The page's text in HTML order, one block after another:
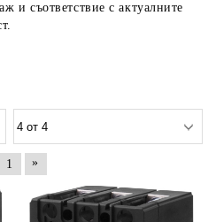
и съответствие с актуалните
1 »